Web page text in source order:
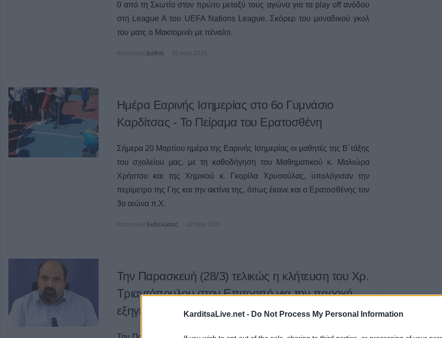
KarditsaLive.net - Do Not Process My Personal Information
0 από τη Σκωτία στον πρώτο μεταξύ τους αγώνα για τα play off ανόδου
στη League A του UEFA Nations League. Σκόρερ του μοναδικού γκολ
του ματς ο Μακτομινέι με πέναλτι.
Κατηγορία Διεθνή 20 Μαρ 2025
Ημέρα Εαρινής Ισημερίας στο 6ο Γυμνάσιο
Καρδίτσας - Το Πείραμα του Ερατοσθένη
Σήμερα 20 Μαρτίου ημέρα της Εαρινής Ισημερίας οι μαθητές της Β΄τάξης
του σχολείου μας, με τη καθοδήγηση του Μαθηματικού κ. Μαλιώρα
Χρήστου και της Χημικού κ. Γκορίλα Χρυσούλας, υπολόγισαν την
περίμετρο της Γης και την ακτίνα της, όπως έκανε και ο Ερατοσθένης τον
3ο αιώνα π.Χ.
Κατηγορία Εκδηλώσεις 20 Μαρ 2025
Την Παρασκευή (28/3) τελικώς η κλήτευση του Χρ.
Τριαντόπουλου στην Επιτροπή για την παροχή
εξηγήσεων